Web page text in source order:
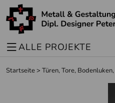
ALLE PROJEKTE
Startseite> Türen, Tore,